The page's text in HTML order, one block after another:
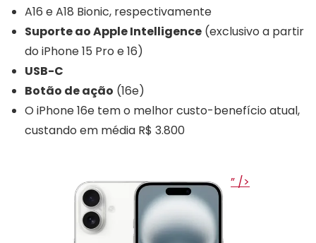
A16 e A18 Bionic, respectivamente
Suporte ao Apple Intelligence (exclusivo a partir
do iPhone 15 Pro e 16)
USB-C
Botão de ação (16e)
O iPhone 16e tem o melhor custo-benefício atual,
custando em média R$ 3.800
” />